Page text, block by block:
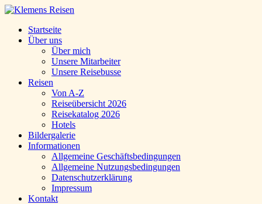
Startseite
Über uns
Über mich
Unsere Mitarbeiter
Unsere Reisebusse
Reisen
Von A-Z
Reiseübersicht 2026
Reisekatalog 2026
Hotels
Bildergalerie
Informationen
Allgemeine Geschäftsbedingungen
Allgemeine Nutzungsbedingungen
Datenschutzerklärung
Impressum
Kontakt